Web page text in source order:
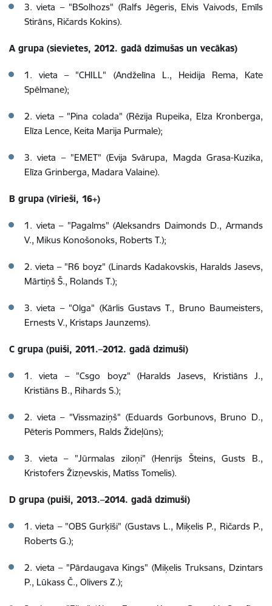
3. vieta – "BSolhozs" (Ralfs Jēgeris, Elvis Vaivods, Emīls
Stirāns, Ričards Kokins).
A grupa (sievietes, 2012. gadā dzimušas un vecākas)
1. vieta – "CHILL" (Andželīna L., Heidija Rema, Kate
Spēlmane);
2. vieta – "Pina colada" (Rēzija Rupeika, Elza Kronberga,
Elīza Lence, Keita Marija Purmale);
3. vieta – "EMET" (Evija Svārupa, Magda Grasa-Kuzika,
Elīza Grinberga, Madara Valaine).
B grupa (vīrieši, 16+)
1. vieta – "Pagalms" (Aleksandrs Daimonds D., Armands
V., Mikus Konošonoks, Roberts T.);
2. vieta – "R6 boyz" (Linards Kadakovskis, Haralds Jasevs,
Mārtiņš Š., Rolands T.);
3. vieta – "Olga" (Kārlis Gustavs T., Bruno Baumeisters,
Ernests V., Kristaps Jaunzems).
C grupa (puiši, 2011.–2012. gadā dzimuši)
1. vieta – "Csgo boyz" (Haralds Jasevs, Kristiāns J.,
Kristiāns B., Rihards S.);
2. vieta – "Vissmaziņš" (Eduards Gorbunovs, Bruno D.,
Pēteris Pommers, Ralds Žideļūns);
3. vieta – "Jūrmalas ziloņi" (Henrijs Šteins, Gusts B.,
Kristofers Žizņevskis, Matīss Tomelis).
D grupa (puiši, 2013.–2014. gadā dzimuši)
1. vieta – "OBS Gurķīši" (Gustavs L., Miķelis P., Ričards P.,
Roberts G.);
2. vieta – "Pārdaugava Kings" (Miķelis Truksans, Dzintars
P., Lūkass Č., Olivers Z.);